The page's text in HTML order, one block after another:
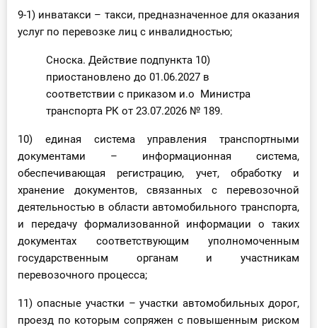
9-1) инватакси – такси, предназначенное для оказания
услуг по перевозке лиц с инвалидностью;
Сноска. Действие подпункта 10)
приостановлено до 01.06.2027 в
соответствии с приказом и.о Министра
транспорта РК от 23.07.2026 № 189.
10) единая система управления транспортными
документами – информационная система,
обеспечивающая регистрацию, учет, обработку и
хранение документов, связанных с перевозочной
деятельностью в области автомобильного транспорта,
и передачу формализованной информации о таких
документах соответствующим уполномоченным
государственным органам и участникам
перевозочного процесса;
11) опасные участки – участки автомобильных дорог,
проезд по которым сопряжен с повышенным риском